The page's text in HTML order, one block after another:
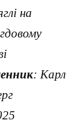
на
: Карл